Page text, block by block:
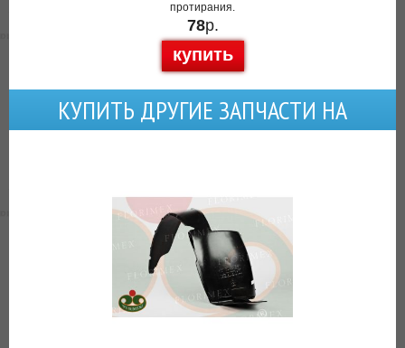
протирания.
78р.
купить
КУПИТЬ ДРУГИЕ ЗАПЧАСТИ НА